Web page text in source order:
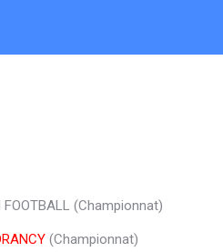
FOOTBALL (Championnat)
(Championnat)